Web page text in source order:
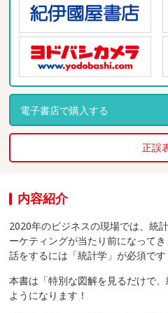
電子書店で購入する
正誤
内容紹介
2020年のビジネスの現場では、統
ーケティングが当たり前になって
話をするには「統計学」が必須です
本書は「特別な図解を見るだけで
ようになります！